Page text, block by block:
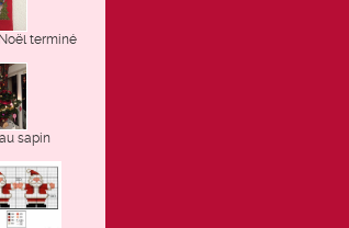
terminé
sapin